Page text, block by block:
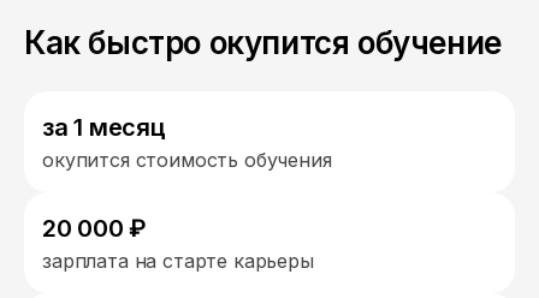
Как быстро окупится обучение
за 1 месяц
окупится стоимость обучения
20 000 ₽
зарплата на старте карьеры